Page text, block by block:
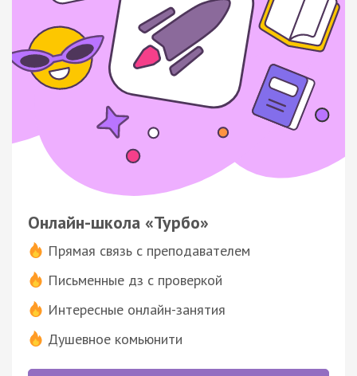
Онлайн-школа «Турбо»
Прямая связь с преподавателем
Письменные дз с проверкой
Интересные онлайн-занятия
Душевное комьюнити